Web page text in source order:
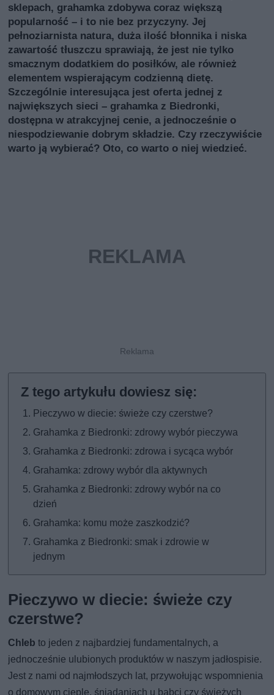
sklepach, grahamka zdobywa coraz większą
popularność – i to nie bez przyczyny. Jej
pełnoziarnista natura, duża ilość błonnika i niska
zawartość tłuszczu sprawiają, że jest nie tylko
smacznym dodatkiem do posiłków, ale również
elementem wspierającym codzienną dietę.
Szczególnie interesująca jest oferta jednej z
największych sieci – grahamka z Biedronki,
dostępna w atrakcyjnej cenie, a jednocześnie o
niespodziewanie dobrym składzie. Czy rzeczywiście
warto ją wybierać? Oto, co warto o niej wiedzieć.
Pieczywo w diecie: świeże czy czerstwe?
Grahamka z Biedronki: zdrowy wybór pieczywa
Grahamka z Biedronki: zdrowa i sycąca wybór
Grahamka: zdrowy wybór dla aktywnych
Grahamka z Biedronki: zdrowy wybór na co
dzień
Grahamka: komu może zaszkodzić?
Grahamka z Biedronki: smak i zdrowie w
jednym
Pieczywo w diecie: świeże czy
czerstwe?
Chleb to jeden z najbardziej fundamentalnych, a
jednocześnie ulubionych produktów w naszym jadłospisie.
Jest z nami od najmłodszych lat, przywołując wspomnienia
o domowym cieple, śniadaniach u babci czy świeżych